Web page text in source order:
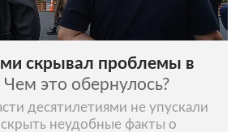
скрывал проблемы в
Чем это обернулось?
десятилетиями не упускали
неудобные факты о